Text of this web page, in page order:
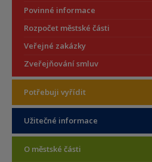
Povinné informace
Rozpočet městské části
Veřejné zakázky
Zveřejňování smluv
Potřebuji vyřídit
Užitečné informace
O městské části